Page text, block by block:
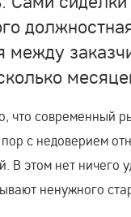
между
что современный
с недоверием
В этом нет ничего
ненужного